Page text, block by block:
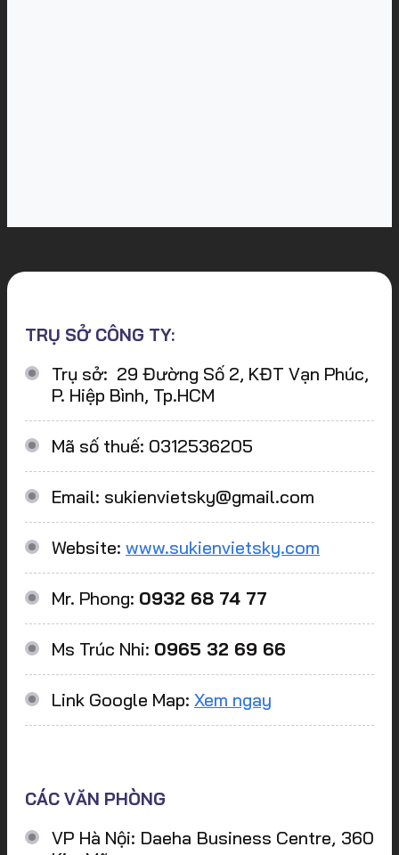
TRỤ SỞ CÔNG TY:
Trụ sở: 29 Đường Số 2, KĐT Vạn Phúc,
P. Hiệp Bình, Tp.HCM
Mã số thuế: 0312536205
Email: sukienvietsky@gmail.com
Website: www.sukienvietsky.com
Mr. Phong: 0932 68 74 77
Ms Trúc Nhi: 0965 32 69 66
Link Google Map: Xem ngay
CÁC VĂN PHÒNG
VP Hà Nội: Daeha Business Centre, 360